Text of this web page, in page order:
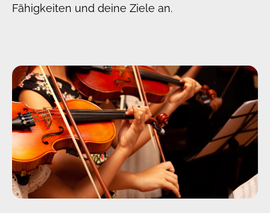
Fähigkeiten und deine Ziele an.